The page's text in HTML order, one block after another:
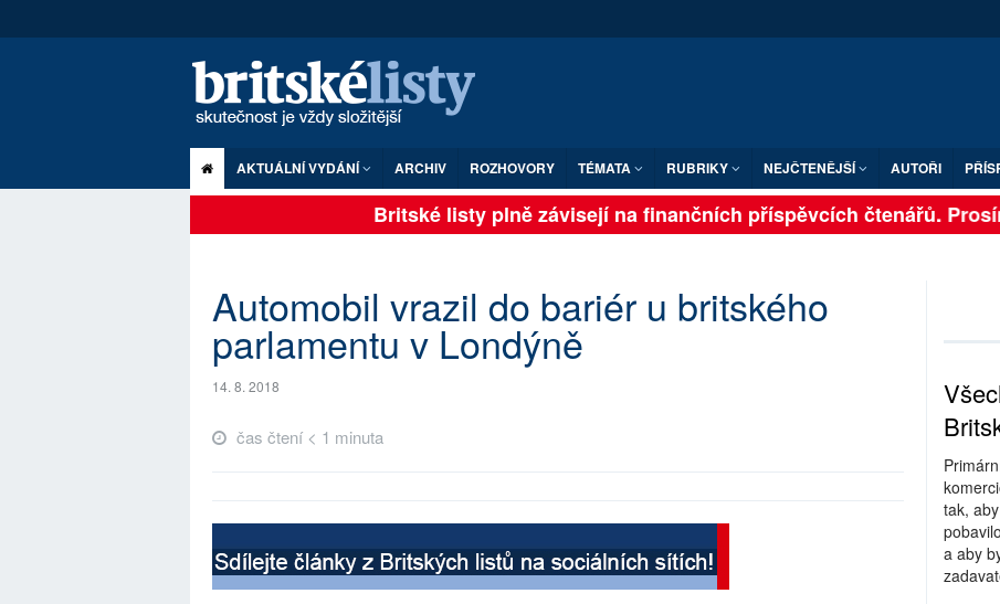
AKTUÁLNÍ VYDÁNÍ ARCHIV ROZHOVORY TÉMATA RUBRIKY NEJČTENĚJŠÍ AUTOŘI
Britské listy plně závisejí na finančních příspěvcích čtenářů.
Automobil vrazil do bariér u britského
parlamentu v Londýně
14. 8. 2018
čas čtení < 1 minuta
tak,
a aby